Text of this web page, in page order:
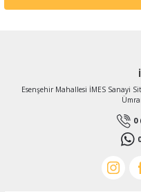
Esenşehir Mahallesi İMES Sanayi
0